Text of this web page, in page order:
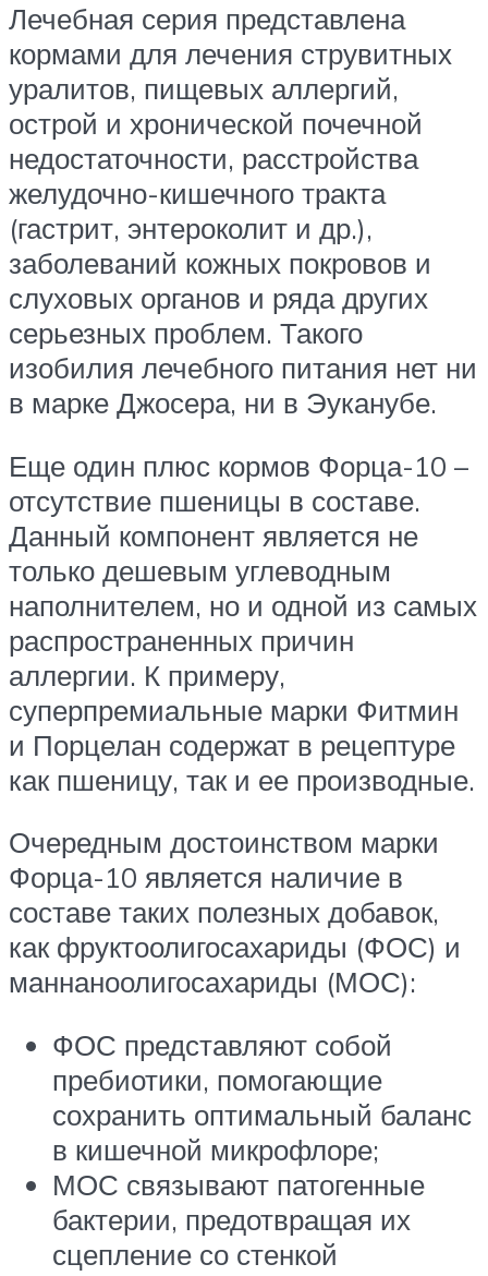
Лечебная серия представлена
кормами для лечения струвитных
уралитов, пищевых аллергий,
острой и хронической почечной
недостаточности, расстройства
желудочно-кишечного тракта
(гастрит, энтероколит и др.),
заболеваний кожных покровов и
слуховых органов и ряда других
серьезных проблем. Такого
изобилия лечебного питания нет ни
в марке Джосера, ни в Эуканубе.
Еще один плюс кормов Форца-10 –
отсутствие пшеницы в составе.
Данный компонент является не
только дешевым углеводным
наполнителем, но и одной из самых
распространенных причин
аллергии. К примеру,
суперпремиальные марки Фитмин
и Порцелан содержат в рецептуре
как пшеницу, так и ее производные.
Очередным достоинством марки
Форца-10 является наличие в
составе таких полезных добавок,
как фруктоолигосахариды (ФОС) и
маннаноолигосахариды (МОС):
ФОС представляют собой
пребиотики, помогающие
сохранить оптимальный баланс
в кишечной микрофлоре;
МОС связывают патогенные
бактерии, предотвращая их
сцепление со стенкой